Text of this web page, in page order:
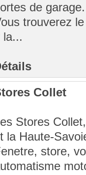
de garage.
trouverez
la...
Collet
Stores
la Haute-
store,